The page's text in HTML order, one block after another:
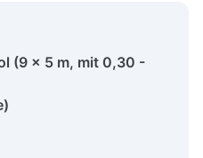
(9 x 5 m, mit 0,30 -